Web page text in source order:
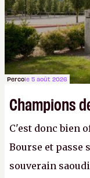
Percole 5 août 2026
Champions
C'est donc bien
Bourse et passe
souverain